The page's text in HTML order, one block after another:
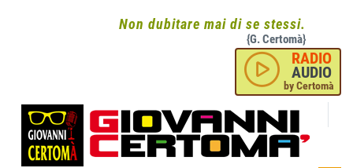
Non dubitare mai di se stessi.
{G. Certomà}
RADIO
AUDIO
by Certomà